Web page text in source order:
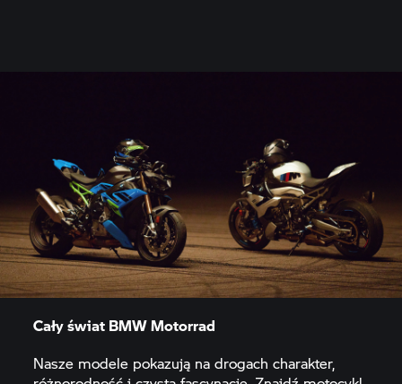
Cały świat BMW Motorrad
Nasze modele pokazują na drogach charakter,